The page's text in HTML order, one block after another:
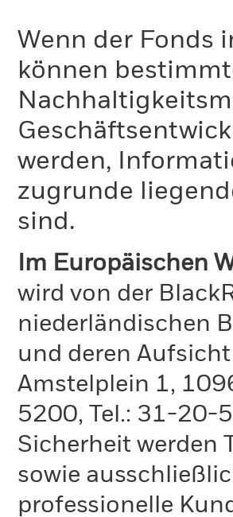
Wenn der Fonds
können
werden,
zugrunde
sind.
Im Europäischen
wird von der
niederländischen
und deren
Amstelplein 1,
5200, Tel.: 31-20-
Sicherheit werden
sowie
professionelle